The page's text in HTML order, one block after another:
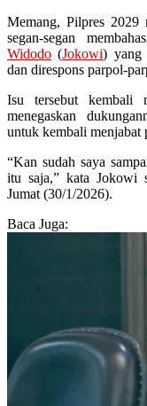
Memang, Pilpres
segan-segan
Widodo (Jokowi) yang
dan direspons parpol-
Isu tersebut kembali
menegaskan
untuk kembali menjabat
“Kan sudah saya
itu saja,” kata Jokowi
Jumat (30/1/2026).
Baca Juga: